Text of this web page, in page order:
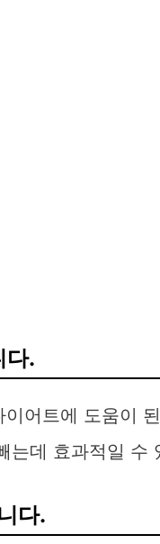
다.
어트에 도움이
는데 효과적일 수
다.